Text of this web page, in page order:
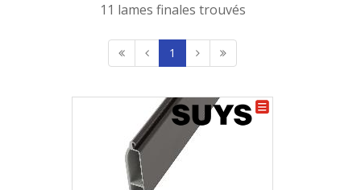
11 lames finales trouvés
1